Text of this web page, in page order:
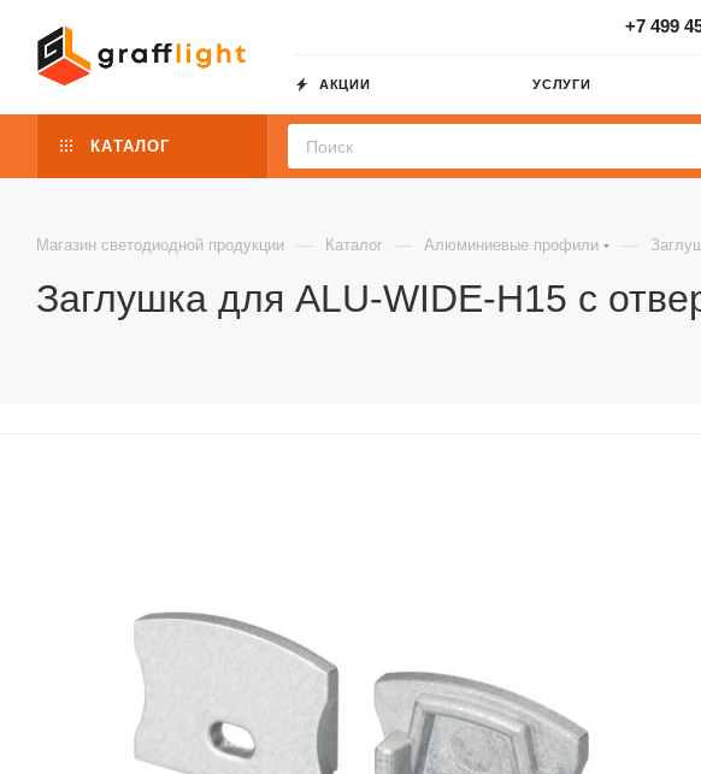
+7 499
АКЦИИ УСЛУГИ
КАТАЛОГ
Магазин светодиодной продукции — Каталог — Алюминиевые профили —
Заглушка для ALU-WIDE-H15 с